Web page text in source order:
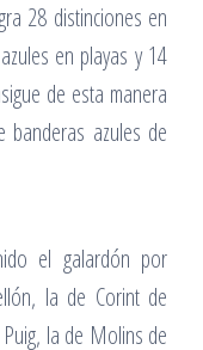
28 distinciones en
en playas y 14
de esta manera
banderas azules de
el galardón por
la de Corint de
la de Molins de